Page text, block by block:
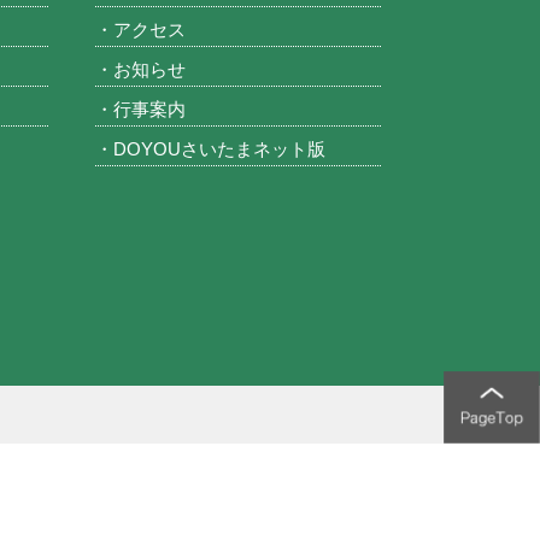
・アクセス
・お知らせ
・行事案内
・DOYOUさいたまネット版